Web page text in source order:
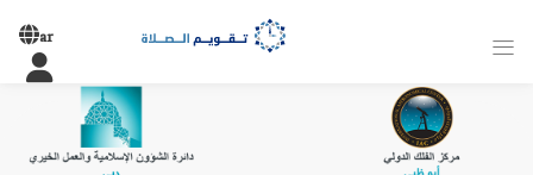
ar